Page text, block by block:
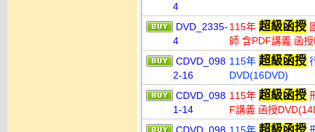
4
DVD_2335-
4
115年 超級函授
師 含PDF講義 函
CDVD_098
2-16
115年 超級函授
DVD(16DVD)
CDVD_098
1-14
115年 超級函授
F講義 函授